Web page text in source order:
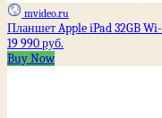
mvideo.ru
Планшет Apple iPad 32GB
19 990 руб.
Buy Now